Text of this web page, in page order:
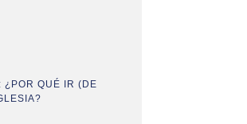
¿POR QUÉ IR (DE